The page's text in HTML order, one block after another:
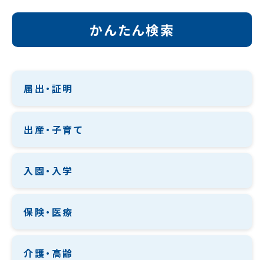
かんたん検索
届出・証明
出産・子育て
入園・入学
保険・医療
介護・高齢